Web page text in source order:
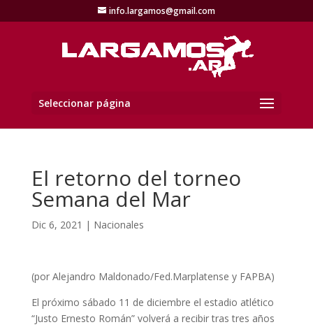
info.largamos@gmail.com
Seleccionar página
El retorno del torneo
Semana del Mar
Dic 6, 2021 | Nacionales
(por Alejandro Maldonado/Fed.Marplatense y FAPBA)
El próximo sábado 11 de diciembre el estadio atlético
“Justo Ernesto Román” volverá a recibir tras tres años